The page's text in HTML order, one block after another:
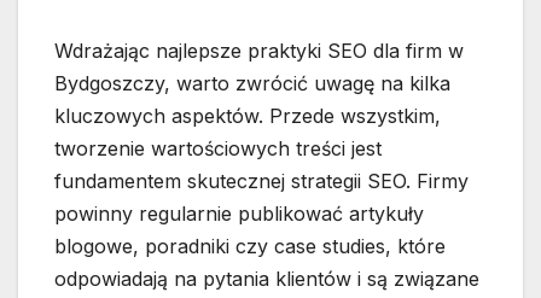
Wdrażając najlepsze praktyki SEO dla firm w
Bydgoszczy, warto zwrócić uwagę na kilka
kluczowych aspektów. Przede wszystkim,
tworzenie wartościowych treści jest
fundamentem skutecznej strategii SEO. Firmy
powinny regularnie publikować artykuły
blogowe, poradniki czy case studies, które
odpowiadają na pytania klientów i są związane